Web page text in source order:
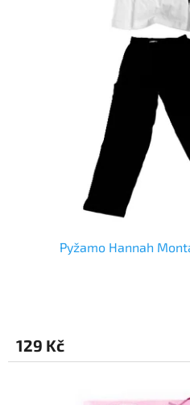
Pyžamo Hannah
129 Kč